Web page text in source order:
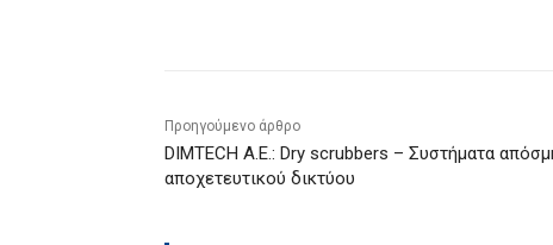
Προηγούμενο άρθρο
DIMTECH Α.Ε.: Dry scrubbers – Συστήματα
αποχετευτικού δικτύου